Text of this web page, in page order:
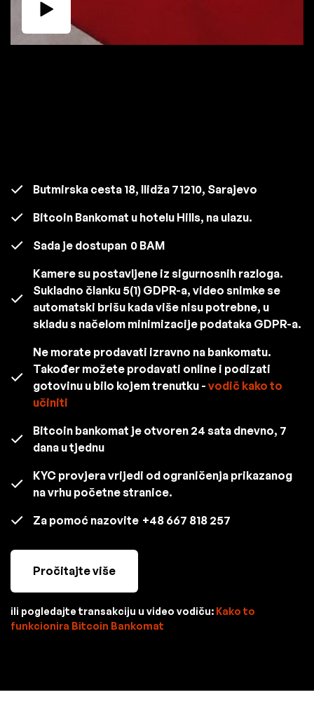
Butmirska cesta 18, Ilidža 71210, Sarajevo
Bitcoin Bankomat u hotelu Hills, na ulazu.
Sada je dostupan 0 BAM
Kamere su postavljene iz sigurnosnih razloga.
Sukladno članku 5(1) GDPR-a, video snimke se
automatski brišu kada više nisu potrebne, u
skladu s načelom minimizacije podataka GDPR-a.
Ne morate prodavati izravno na bankomatu.
Također možete prodavati online i podizati
gotovinu u bilo kojem trenutku - vodič kako to
učiniti
Bitcoin bankomat je otvoren 24 sata dnevno, 7
dana u tjednu
KYC provjera vrijedi od ograničenja prikazanog
na vrhu početne stranice.
Za pomoć nazovite +48 667 818 257
Pročitajte više
ili pogledajte transakciju u video vodiču: Kako to
funkcionira Bitcoin Bankomat